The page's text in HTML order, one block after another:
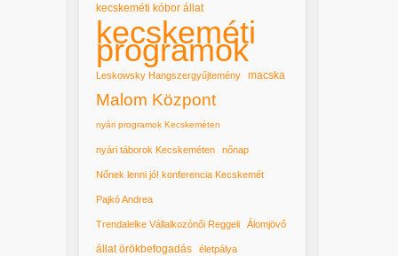
kecskeméti kóbor állat
kecskeméti
programok
Leskowsky Hangszergyűjtemény macska
Malom Központ
nyári programok Kecskeméten
nyári táborok Kecskeméten nőnap
Nőnek lenni jó! konferencia Kecskemét
Pajkó Andrea
Trendalelke Vállalkozónői Reggeli Álomjövő
állat örökbefogadás életpálya